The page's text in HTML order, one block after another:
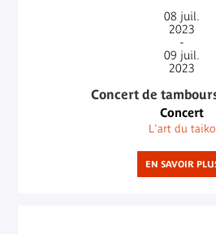
08 juil.
2023
-
09 juil.
2023
Concert de
Concert
L'art du taiko
EN SAVOIR